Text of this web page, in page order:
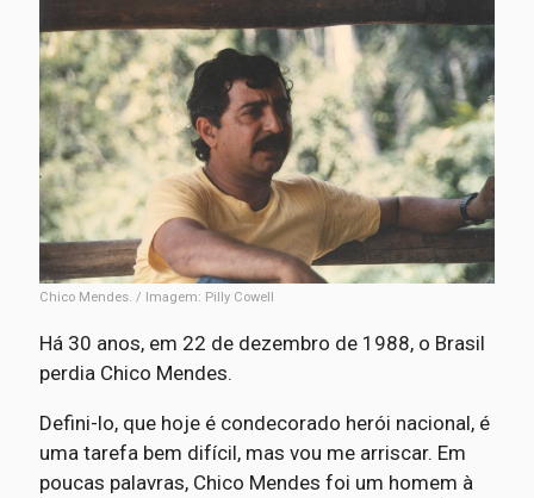
Chico Mendes. / Imagem: Pilly Cowell
Há 30 anos, em 22 de dezembro de 1988, o Brasil
perdia Chico Mendes.
Defini-lo, que hoje é condecorado herói nacional, é
uma tarefa bem difícil, mas vou me arriscar. Em
poucas palavras, Chico Mendes foi um homem à